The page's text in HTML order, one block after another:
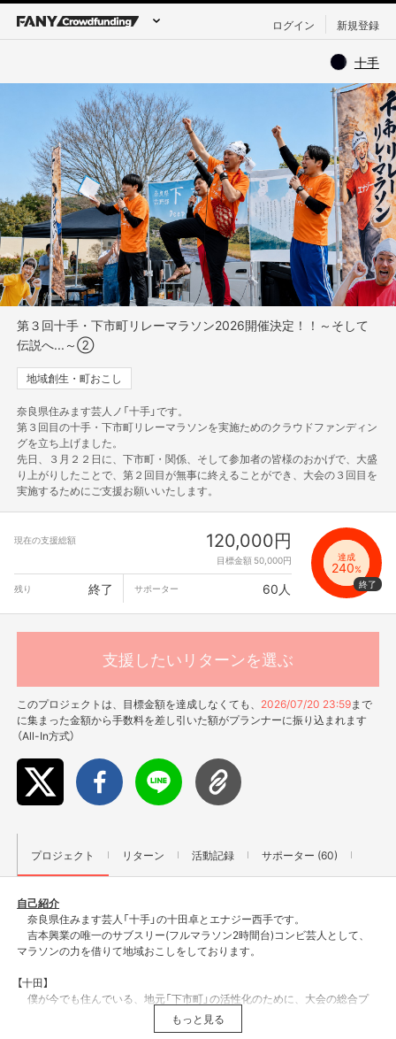
ログイン 新規登録
十手
第３回十手・下市町リレーマラソン2026開催決定！！～そして
伝説へ...～②
地域創生・町おこし
奈良県住みます芸人ノ「十手」です。
第３回目の十手・下市町リレーマラソンを実施ためのクラウドファンディン
グを立ち上げました。
先日、３月２２日に、下市町・関係、そして参加者の皆様のおかげで、大盛
り上がりしたことで、第２回目が無事に終えることができ、大会の３回目を
実施するためにご支援お願いいたします。
現在の支援総額 120,000円
目標金額 50,000円 達成
240%
残り
終了 サポーター 60人
支援したいリターンを選ぶ
このプロジェクトは、目標金額を達成しなくても、 2026/07/20 23:59まで
に集まった金額から手数料を差し引いた額がプランナーに振り込まれます
（All-In方式）
プロジェクト リターン 活動記録 サポーター (60)
自己紹介
奈良県住みます芸人「十手」の十田卓とエナジー西手です。
吉本興業の唯一のサブスリー(フルマラソン2時間台)コンビ芸人として、
マラソンの力を借りて地域おこしをしております。
【十田】
僕が今でも住んでいる、地元「下市町」の活性化のために、大会の総合プ
ロデュースをしスポーツの力で下市町を盛り上げたいと思っております！
僕は学生時代から陸上経験がありましたが、相方の西手君はリレーマラソ
もっと見る